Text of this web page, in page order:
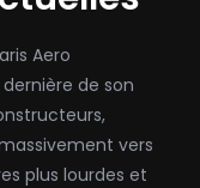
Aero
de son
vers
plus lourdes et